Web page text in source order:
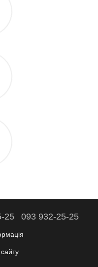
25 093 932-25-25